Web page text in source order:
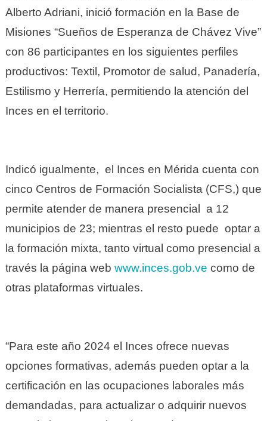
Alberto Adriani, inició formación en la Base de
Misiones “Sueños de Esperanza de Chávez Vive”
con 86 participantes en los siguientes perfiles
productivos: Textil, Promotor de salud, Panadería,
Estilismo y Herrería, permitiendo la atención del
Inces en el territorio.
Indicó igualmente, el Inces en Mérida cuenta con
cinco Centros de Formación Socialista (CFS,) que
permite atender de manera presencial a 12
municipios de 23; mientras el resto puede optar a
la formación mixta, tanto virtual como presencial a
través la página web www.inces.gob.ve como de
otras plataformas virtuales.
“Para este año 2024 el Inces ofrece nuevas
opciones formativas, además pueden optar a la
certificación en las ocupaciones laborales más
demandadas, para actualizar o adquirir nuevos